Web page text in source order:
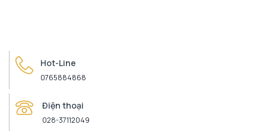
Hot-Line
0765884868
Điện thoại
028-37112049